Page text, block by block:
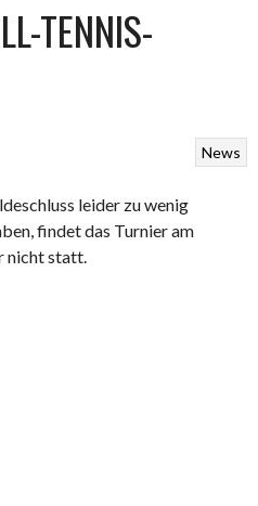
TENNIS-
News
leider zu wenig
findet das Turnier am
nicht statt.